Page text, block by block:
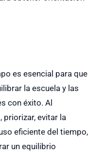
es esencial para que
la escuela y las
con éxito. Al
priorizar, evitar la
eficiente del tiempo,
un equilibrio